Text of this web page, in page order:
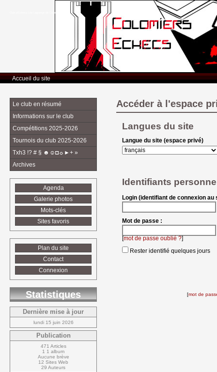
Club d’Echecs Léo Lagrange de Colomiers
Accueil du site
Accéder à l'espace
Langues du site
Langue du site (espace privé)
Identifiants
Login (identifiant de connexion au
Mot de passe :
[mot de passe oublié ?]
Rester identifié quelques jours
[mot de
Le club en résumé
Informations sur le club
Compétitions 2025-2026
Tournois du club 2025-2026
Txh3 !? # § ☻☺◘☼►+ »
Archives
Agenda
Galerie photos
Mots-clés
Sites favoris
Plan du site
Contact
Connexion
Statistiques
Dernière mise à jour
lundi 15 juin 2026
Publication
471 Articles
1 1 album
Aucune brève
12 Sites Web
29 Auteurs